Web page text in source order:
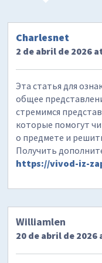
Charlesnet
2 de abril de 2026
Эта статья для
общее
стремимся
которые помогут
о предмете и
Получить
https://vivod-iz-
Williamlen
20 de abril de 2026